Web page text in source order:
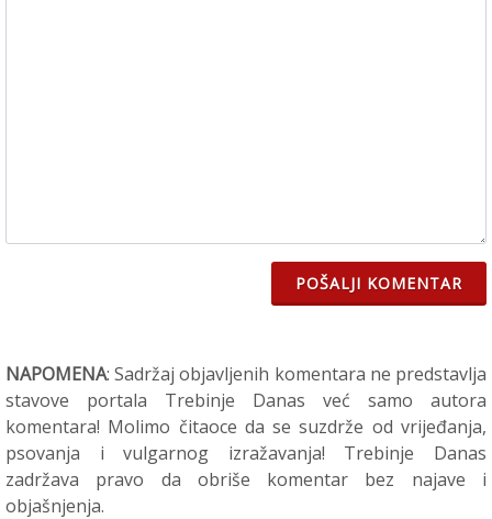
POŠALJI KOMENTAR
NAPOMENA: Sadržaj objavljenih komentara ne predstavlja
stavove portala Trebinje Danas već samo autora
komentara! Molimo čitaoce da se suzdrže od vrijeđanja,
psovanja i vulgarnog izražavanja! Trebinje Danas
zadržava pravo da obriše komentar bez najave i
objašnjenja.